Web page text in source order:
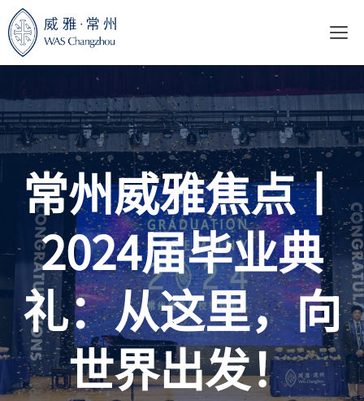
至
内
容
菜
单
常州威雅焦点丨
2024届毕业典
礼：从这里，向
世界出发！